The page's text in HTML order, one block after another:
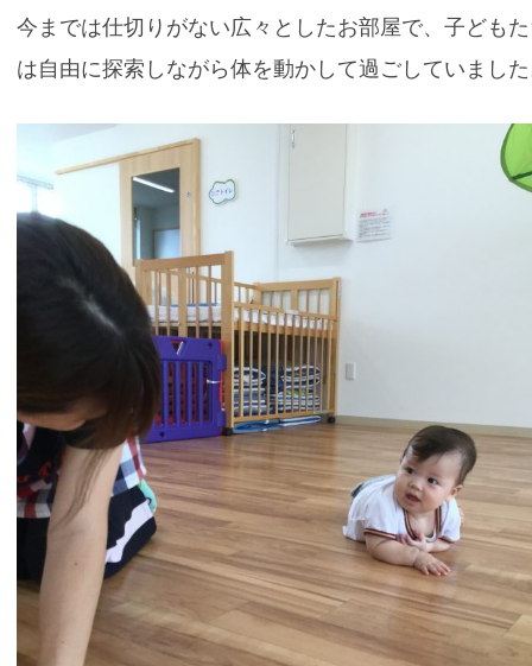
今までは仕切りがない広々としたお部屋で、子ども
は自由に探索しながら体を動かして過ごしていまし